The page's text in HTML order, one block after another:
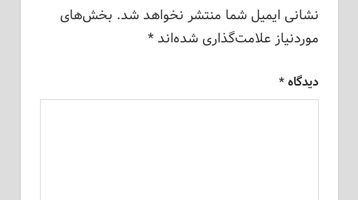
نشانی ایمیل شما منتشر نخواهد شد. بخش‌های
موردنیاز علامت‌گذاری شده‌اند*
دیدگاه*